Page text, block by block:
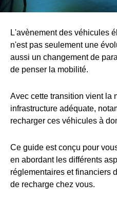
L'avènement des véhicules
n'est pas seulement une
aussi un changement de
de penser la mobilité.
Avec cette transition vient la
infrastructure adéquate,
recharger ces véhicules à
Ce guide est conçu pour
en abordant les différents
réglementaires et financiers
de recharge chez vous.